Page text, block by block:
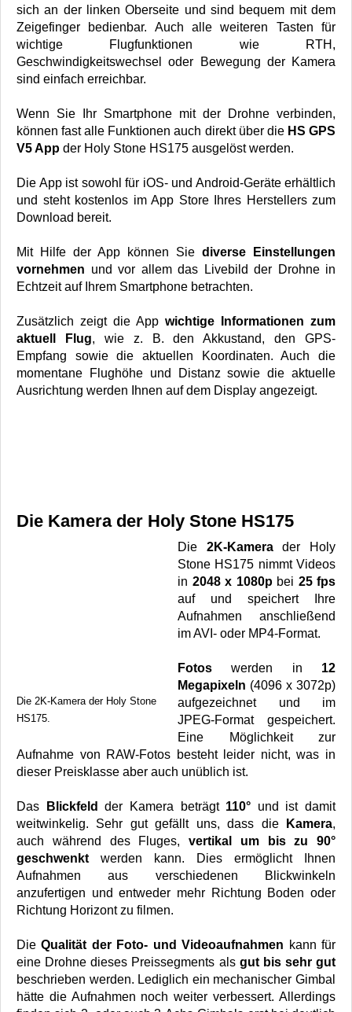
sich an der linken Oberseite und sind bequem mit dem
Zeigefinger bedienbar. Auch alle weiteren Tasten für
wichtige Flugfunktionen wie RTH,
Geschwindigkeitswechsel oder Bewegung der Kamera
sind einfach erreichbar.
Wenn Sie Ihr Smartphone mit der Drohne verbinden,
können fast alle Funktionen auch direkt über die HS GPS
V5 App der Holy Stone HS175 ausgelöst werden.
Die App ist sowohl für iOS- und Android-Geräte erhältlich
und steht kostenlos im App Store Ihres Herstellers zum
Download bereit.
Mit Hilfe der App können Sie diverse Einstellungen
vornehmen und vor allem das Livebild der Drohne in
Echtzeit auf Ihrem Smartphone betrachten.
Zusätzlich zeigt die App wichtige Informationen zum
aktuell Flug, wie z. B. den Akkustand, den GPS-
Empfang sowie die aktuellen Koordinaten. Auch die
momentane Flughöhe und Distanz sowie die aktuelle
Ausrichtung werden Ihnen auf dem Display angezeigt.
Die Kamera der Holy Stone HS175
Die 2K-Kamera der Holy Stone
HS175.
Die 2K-Kamerader Holy
Stone HS175 nimmt Videos
in 2048 x 1080pbei 25 fps
auf und speichert Ihre
Aufnahmen anschließend
im AVI- oder MP4-Format.
Fotos werden in 12
Megapixeln (4096 x 3072p)
aufgezeichnet und im
JPEG-Format gespeichert.
Eine Möglichkeit zur
Aufnahme von RAW-Fotos besteht leider nicht, was in
dieser Preisklasse aber auch unüblich ist.
Das Blickfeld der Kamera beträgt 110° und ist damit
weitwinkelig. Sehr gut gefällt uns, dass die
Kamera,
auch während des Fluges, vertikal um bis zu 90°
geschwenkt werden kann. Dies ermöglicht Ihnen
Aufnahmen aus verschiedenen Blickwinkeln
anzufertigen und entweder mehr Richtung Boden oder
Richtung Horizont zu filmen.
DieQualität der Foto- und Videoaufnahmen kann für
eine Drohne dieses Preissegments als gut bis sehr gut
beschrieben werden. Lediglich ein mechanischer Gimbal
hätte die Aufnahmen noch weiter verbessert. Allerdings